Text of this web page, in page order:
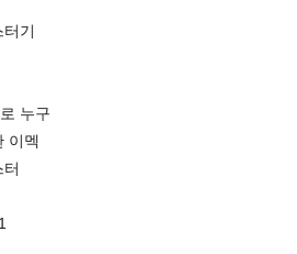
기
누구
이멕